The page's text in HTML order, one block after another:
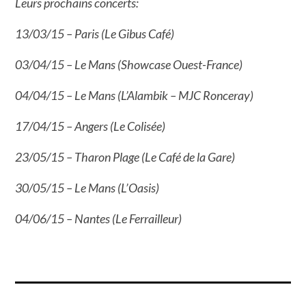
13/03/15 – Paris (Le Gibus Café)
03/04/15 – Le Mans (Showcase Ouest-France)
04/04/15 – Le Mans (L’Alambik – MJC Ronceray)
17/04/15 – Angers (Le Colisée)
23/05/15 – Tharon Plage (Le Café de la Gare)
30/05/15 – Le Mans (L’Oasis)
04/06/15 – Nantes (Le Ferrailleur)